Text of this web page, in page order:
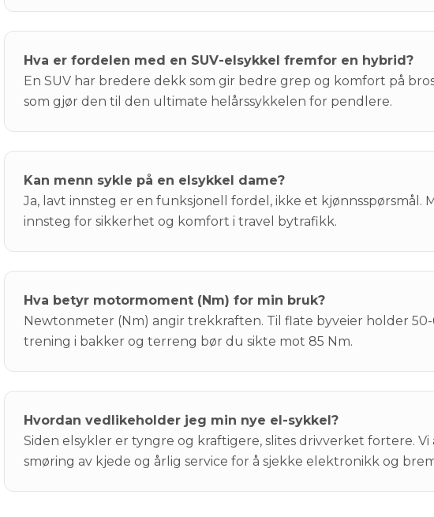
Hva er fordelen med en SUV-elsykkel fremfor en hybrid?
En SUV har bredere dekk som gir bedre grep og komfort på
som gjør den til den ultimate helårssykkelen for pendlere.
Kan menn sykle på en elsykkel dame?
Ja, lavt innsteg er en funksjonell fordel, ikke et kjønnsspørsmål.
innsteg for sikkerhet og komfort i travel bytrafikk.
Hva betyr motormoment (Nm) for min bruk?
Newtonmeter (Nm) angir trekkraften. Til flate byveier holder
trening i bakker og terreng bør du sikte mot 85 Nm.
Hvordan vedlikeholder jeg min nye el-sykkel?
Siden elsykler er tyngre og kraftigere, slites drivverket fortere. Vi
smøring av kjede og årlig service for å sjekke elektronikk og